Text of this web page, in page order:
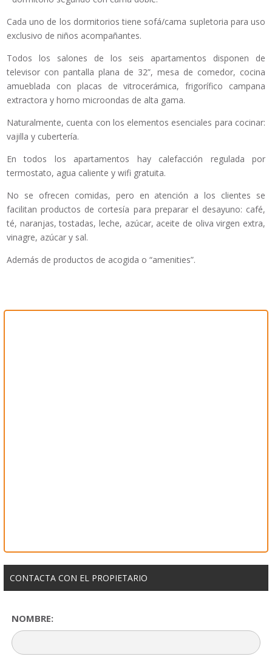
Cada uno de los dormitorios tiene sofá/cama supletoria para uso
exclusivo de niños acompañantes.
Todos los salones de los seis apartamentos disponen de
televisor con pantalla plana de 32”, mesa de comedor, cocina
amueblada con placas de vitrocerámica, frigorífico campana
extractora y horno microondas de alta gama.
Naturalmente, cuenta con los elementos esenciales para cocinar:
vajilla y cubertería.
En todos los apartamentos hay calefacción regulada por
termostato, agua caliente y wifi gratuita.
No se ofrecen comidas, pero en atención a los clientes se
facilitan productos de cortesía para preparar el desayuno: café,
té, naranjas, tostadas, leche, azúcar, aceite de oliva virgen extra,
vinagre, azúcar y sal.
Además de productos de acogida o “amenities”.
CONTACTA CON EL PROPIETARIO
NOMBRE: